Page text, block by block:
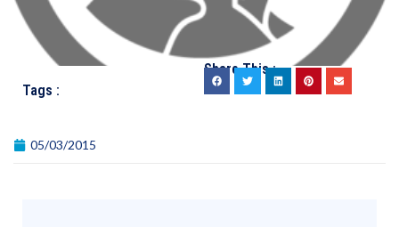
Tags :
Share This :
05/03/2015